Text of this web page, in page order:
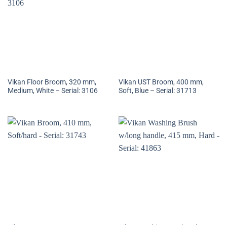
Vikan Floor Broom, 320 mm,
Medium, White – Serial: 3106
Vikan UST Broom, 400 mm,
Soft, Blue – Serial: 31713